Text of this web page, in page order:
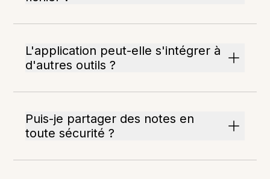
L'application peut-elle s'intégrer à
d'autres outils ?
Puis-je partager des notes en
toute sécurité ?